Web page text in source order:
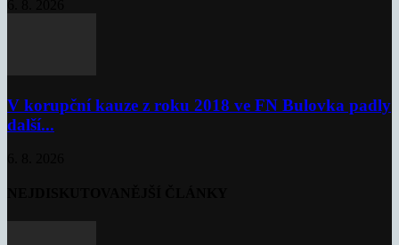
V korupční kauze z roku 2018 ve FN Bulovka padly
další...